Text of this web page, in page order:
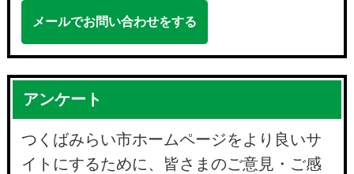
メールでお問い合わせをする
アンケート
つくばみらい市ホームページをより良いサ
イトにするために、皆さまのご意見・ご感